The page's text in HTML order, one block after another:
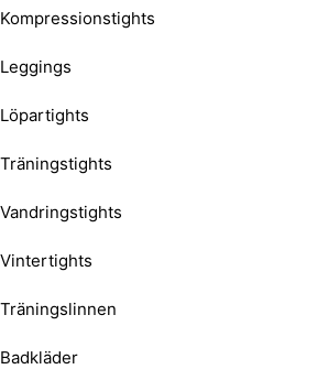
Kompressionstights
Leggings
Löpartights
Träningstights
Vandringstights
Vintertights
Träningslinnen
Badkläder